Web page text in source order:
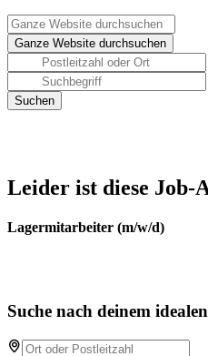
Leider ist diese Job-
Lagermitarbeiter (m/w/d)
Suche nach deinem